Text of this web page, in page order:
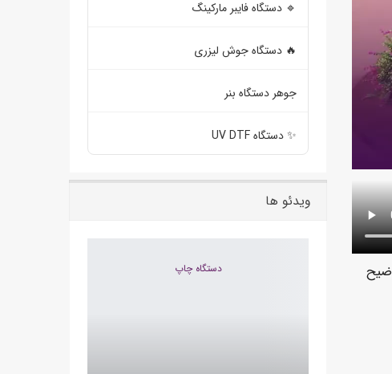
🔹 دستگاه فایبر مارکینگ
🔥 دستگاه جوش لیزری
جوهر دستگاه بنر
✨ دستگاه UV DTF
ویدئو ها
دستگاه چاپ